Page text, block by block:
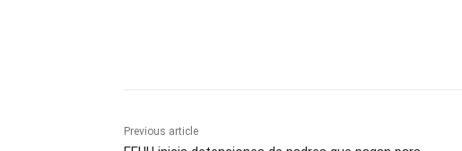
Previous article